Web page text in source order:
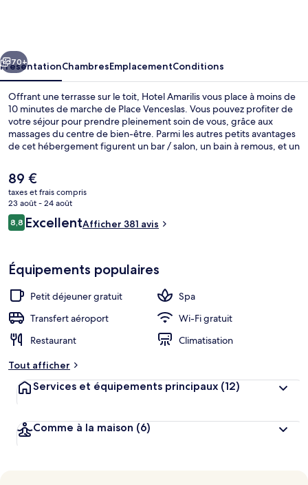
Suivant
70+
PrésentationChambresEmplacementConditions
Offrant une terrasse sur le toit, Hotel Amarilis vous place à moins de
10 minutes de marche de Place Venceslas. Vous pouvez profiter de
votre séjour pour prendre pleinement soin de vous, grâce aux
massages du centre de bien-être. Parmi les autres petits avantages
de cet hébergement figurent un bar / salon, un bain à remous, et un
concerne le personnel attentionné. Les transports publics se situent
à une courte distance à pied : Station de métro Štěpánská est à 5
min et Station de métro Novoměstská radnice, à 6 min.
Le
prix
actuel
est
de
89 €
taxes et frais compris
23 août - 24 août
Avis
voyageurs
8,88,8 sur 10
ExcellentAfficher 381 avis
Équipements populaires
Petit déjeuner gratuit
Spa
Transfert aéroport
Wi-Fi gratuit
Restaurant
Climatisation
Tout afficher
Services et équipements principaux (12)
Comme à la maison (6)